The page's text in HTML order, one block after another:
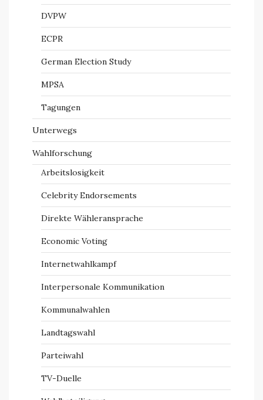
DVPW
ECPR
German Election Study
MPSA
Tagungen
Unterwegs
Wahlforschung
Arbeitslosigkeit
Celebrity Endorsements
Direkte Wähleransprache
Economic Voting
Internetwahlkampf
Interpersonale Kommunikation
Kommunalwahlen
Landtagswahl
Parteiwahl
TV-Duelle